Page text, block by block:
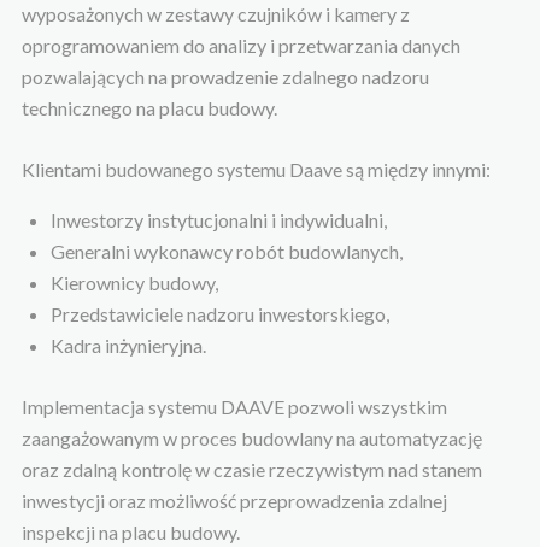
wyposażonych w zestawy czujników i kamery z
oprogramowaniem do analizy i przetwarzania danych
pozwalających na prowadzenie zdalnego nadzoru
technicznego na placu budowy.
Klientami budowanego systemu Daave są między innymi:
Inwestorzy instytucjonalni i indywidualni,
Generalni wykonawcy robót budowlanych,
Kierownicy budowy,
Przedstawiciele nadzoru inwestorskiego,
Kadra inżynieryjna.
Implementacja systemu DAAVE pozwoli wszystkim
zaangażowanym w proces budowlany na automatyzację
oraz zdalną kontrolę w czasie rzeczywistym nad stanem
inwestycji oraz możliwość przeprowadzenia zdalnej
inspekcji na placu budowy.